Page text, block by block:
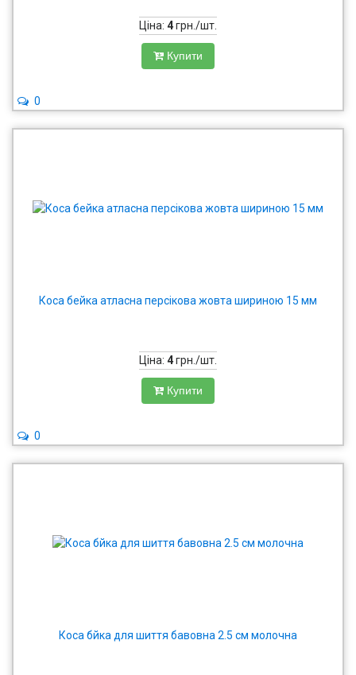
Ціна: 4грн./шт.
Купити
0
Коса бейка атласна персікова жовта шириною 15 мм
Ціна: 4грн./шт.
Купити
0
Коса бйка для шиття бавовна 2.5 см молочна